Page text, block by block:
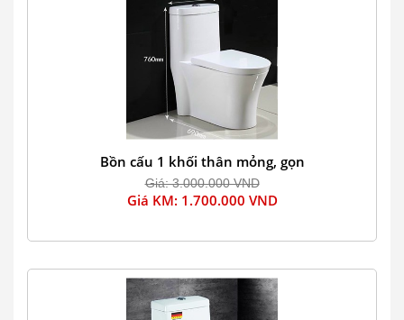
Bồn cấu 1 khối thân mỏng, gọn
Giá: 3.000.000 VND
Giá KM: 1.700.000 VND